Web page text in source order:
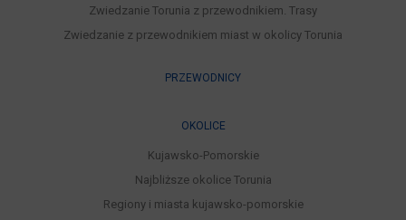
Zwiedzanie Torunia z przewodnikiem. Trasy
Zwiedzanie z przewodnikiem miast w okolicy Torunia
PRZEWODNICY
OKOLICE
Kujawsko-Pomorskie
Najbliższe okolice Torunia
Regiony i miasta kujawsko-pomorskie